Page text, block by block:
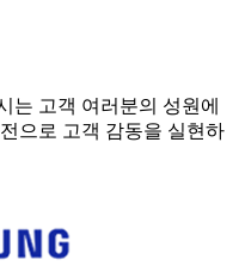
는 고객 여러분의 성원에
으로 고객 감동을 실현하